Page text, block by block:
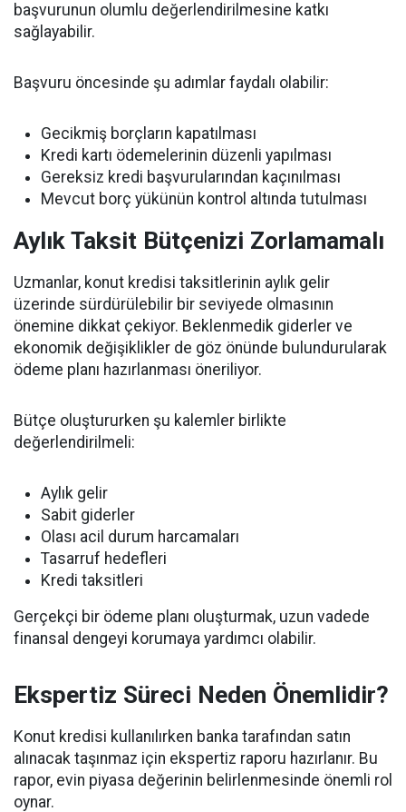
başvurunun olumlu değerlendirilmesine katkı
sağlayabilir.
Başvuru öncesinde şu adımlar faydalı olabilir:
Gecikmiş borçların kapatılması
Kredi kartı ödemelerinin düzenli yapılması
Gereksiz kredi başvurularından kaçınılması
Mevcut borç yükünün kontrol altında tutulması
Aylık Taksit Bütçenizi Zorlamamalı
Uzmanlar, konut kredisi taksitlerinin aylık gelir
üzerinde sürdürülebilir bir seviyede olmasının
önemine dikkat çekiyor. Beklenmedik giderler ve
ekonomik değişiklikler de göz önünde bulundurularak
ödeme planı hazırlanması öneriliyor.
Bütçe oluştururken şu kalemler birlikte
değerlendirilmeli:
Aylık gelir
Sabit giderler
Olası acil durum harcamaları
Tasarruf hedefleri
Kredi taksitleri
Gerçekçi bir ödeme planı oluşturmak, uzun vadede
finansal dengeyi korumaya yardımcı olabilir.
Ekspertiz Süreci Neden Önemlidir?
Konut kredisi kullanılırken banka tarafından satın
alınacak taşınmaz için ekspertiz raporu hazırlanır. Bu
rapor, evin piyasa değerinin belirlenmesinde önemli rol
oynar.